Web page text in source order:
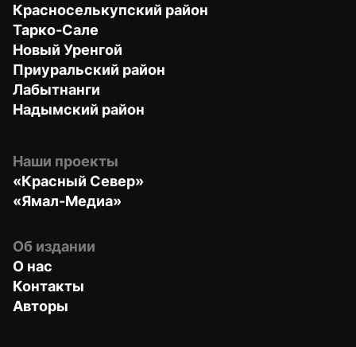
Красноселькупский район
Тарко-Сале
Новый Уренгой
Приуральский район
Лабытнанги
Надымский район
Наши проекты
«Красный Север»
«Ямал-Медиа»
Об издании
О нас
Контакты
Авторы